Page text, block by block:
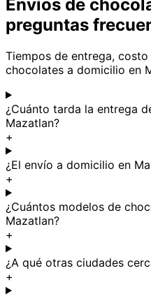
Envíos de
preguntas
Tiempos de entrega,
chocolates a domicilio en
¿Cuánto tarda la entrega
Mazatlan?
+
¿El envío a domicilio en
+
¿Cuántos modelos de
Mazatlan?
+
¿A qué otras ciudades
+